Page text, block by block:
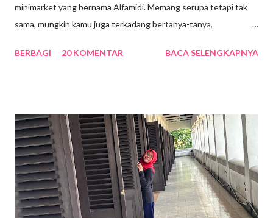
minimarket yang bernama Alfamidi. Memang serupa tetapi tak
sama, mungkin kamu juga terkadang bertanya-tanya,
jawabannya dengan menyimak penjelasan di bawah ini! 1.
model bisnis baru, yakni sejenis swalayan dengan bentuk yang
lebih kecil. Karena kedua perusahaan tersebut tidak mungkin
bisa digabungkan, maka pada akhir bulan Juni 1999 berdirilah
perusahaan baru yang diberi nama PT Alfa Mitramart Utama. 2.
Tentang Alfamidi Sementara itu, Alfamidi bermula saat pertama
kali didirikan pada 28 Juni 2007. Tepat pada tanggal tersebut,
BERBAGI 20 KOMENTAR BACA SELENGKAPNYA